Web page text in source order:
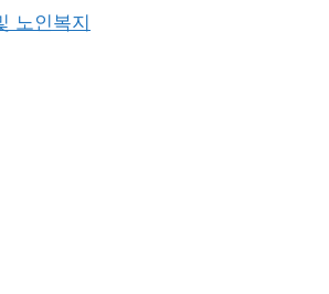
노인복지